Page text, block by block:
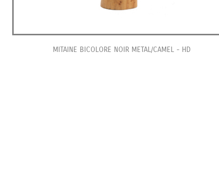
MITAINE BICOLORE NOIR METAL/CAMEL - HD